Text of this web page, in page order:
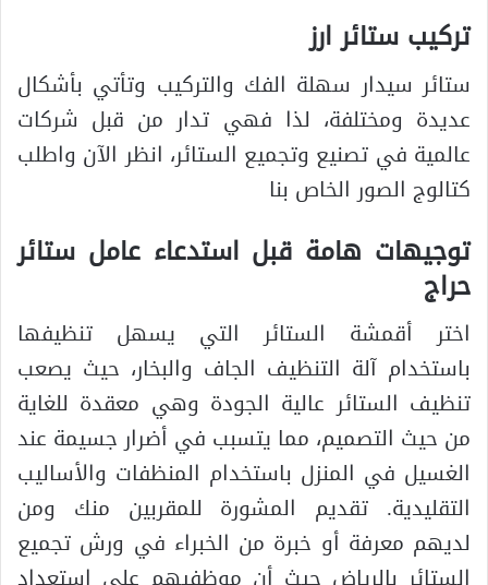
تركيب ستائر ارز
ستائر سيدار سهلة الفك والتركيب وتأتي بأشكال
عديدة ومختلفة، لذا فهي تدار من قبل شركات
عالمية في تصنيع وتجميع الستائر، انظر الآن واطلب
كتالوج الصور الخاص بنا
توجيهات هامة قبل استدعاء عامل ستائر
حراج
اختر أقمشة الستائر التي يسهل تنظيفها
باستخدام آلة التنظيف الجاف والبخار، حيث يصعب
تنظيف الستائر عالية الجودة وهي معقدة للغاية
من حيث التصميم، مما يتسبب في أضرار جسيمة عند
الغسيل في المنزل باستخدام المنظفات والأساليب
التقليدية. تقديم المشورة للمقربين منك ومن
لديهم معرفة أو خبرة من الخبراء في ورش تجميع